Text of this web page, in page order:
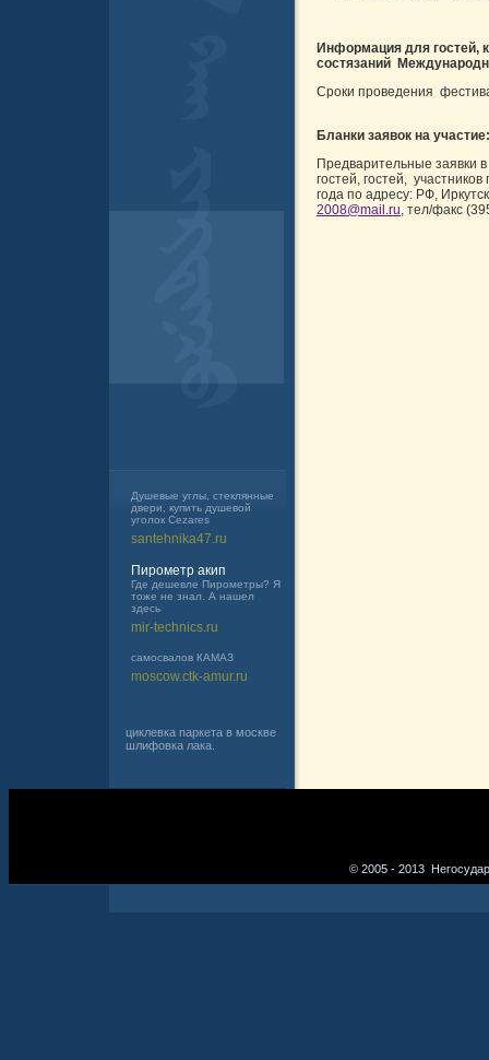
Душевые углы, стеклянные
двери, купить душевой
уголок Cezares
santehnika47.ru
Пирометр акип
Где дешевле Пирометры? Я
тоже не знал. А нашел
здесь
mir-technics.ru
самосвалов КАМАЗ
moscow.ctk-amur.ru
циклевка паркета в москве
шлифовка лака.
Информация для гостей,
состязаний
Сроки проведения
Бланки заявок на участие:
Предварительные заявки
гостей, гостей,
года по адресу: РФ,
2008@mail.ru, тел/факс
© 2005 - 2013